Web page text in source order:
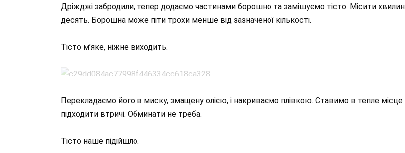
Дріжджі забродили, тепер додаємо частинами борошно та замішуємо тісто. Місити хвилин
десять. Борошна може піти трохи менше від зазначеної кількості.
Тісто м’яке, ніжне виходить.
Перекладаємо його в миску, змащену олією, і накриваємо плівкою. Ставимо в тепле місце
підходити втричі. Обминати не треба.
Тісто наше підійшло.